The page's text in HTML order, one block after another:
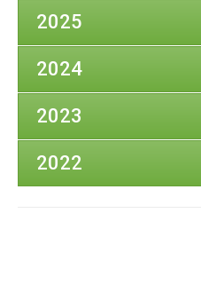
2025
2024
2023
2022